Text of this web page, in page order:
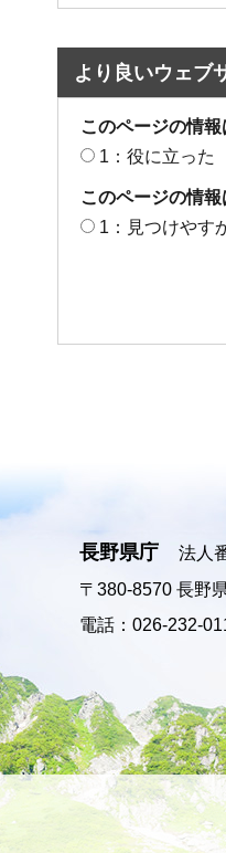
より良いウェブ
このページの情
1：役に立った
このページの情
1：見つけやす
長野県庁
法人
〒380-8570 長野
電話：026-232-